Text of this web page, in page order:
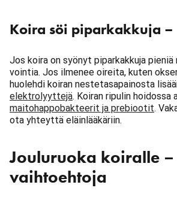
Koira söi piparkakkuja –
Jos koira on syönyt piparkakkuja pieniä
vointia. Jos ilmenee oireita, kuten
huolehdi koiran nestetasapainosta
elektrolyyttejä. Koiran ripulin hoidossa
maitohappobakteerit ja prebiootit.
ota yhteyttä eläinlääkäriin.
Jouluruoka koiralle
vaihtoehtoja